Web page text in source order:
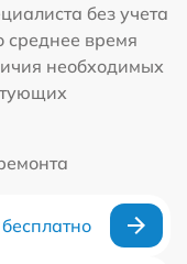
без учета
среднее время
необходимых
бесплатно